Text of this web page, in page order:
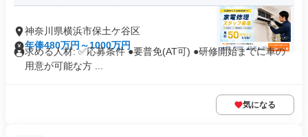
神奈川県横浜市保土ケ谷区
年俸480万円～1000万円
求める人材: ✅️応募条件 ●要普免(AT可) ●研修開始までに車の
用意が可能な方 ...
気になる